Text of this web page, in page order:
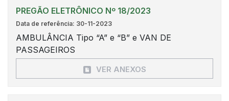
PREGÃO ELETRÔNICO Nº 18/2023
Data de referência: 30-11-2023
AMBULÂNCIA Tipo “A” e “B” e VAN DE
PASSAGEIROS
VER ANEXOS